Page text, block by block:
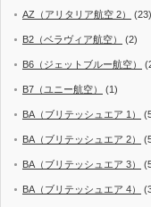
AZ（アリタリア航空 2） (23)
B2（ベラヴィア航空） (2)
B6（ジェットブルー航空）
B7（ユニー航空） (1)
BA（ブリテッシュエア 1）
BA（ブリテッシュエア 2）
BA（ブリテッシュエア 3）
BA（ブリテッシュエア 4）